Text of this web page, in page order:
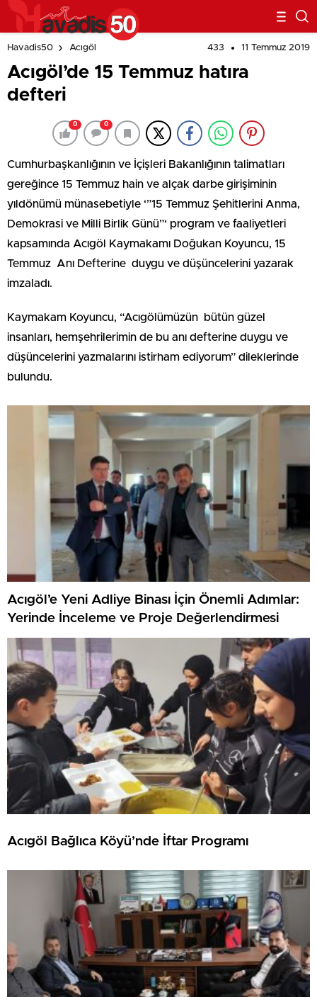
Havadis50 Acıgöl 433 11 Temmuz 2019
Acıgöl’de 15 Temmuz hatıra
defteri
0 0
Cumhurbaşkanlığının ve İçişleri Bakanlığının talimatları
gereğince 15 Temmuz hain ve alçak darbe girişiminin
yıldönümü münasebetiyle ‘”15 Temmuz Şehitlerini Anma,
Demokrasi ve Milli Birlik Günü”‘ program ve faaliyetleri
kapsamında Acıgöl Kaymakamı Doğukan Koyuncu, 15
Temmuz Anı Defterine duygu ve düşüncelerini yazarak
imzaladı.
Kaymakam Koyuncu, “Acıgölümüzün bütün güzel
insanları, hemşehrilerimin de bu anı defterine duygu ve
düşüncelerini yazmalarını istirham ediyorum” dileklerinde
bulundu.
Acıgöl’e Yeni Adliye Binası İçin Önemli Adımlar:
Yerinde İnceleme ve Proje Değerlendirmesi
Acıgöl Bağlıca Köyü’nde İftar Programı